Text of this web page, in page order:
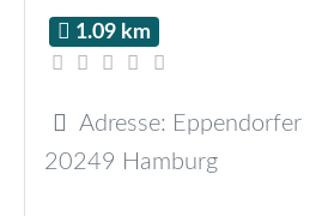
1.09 km
Adresse:
20249 Hamburg